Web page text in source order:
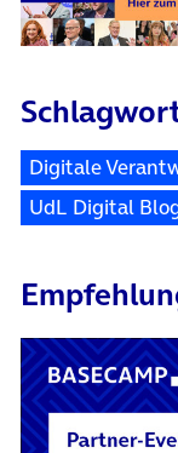
Digitale
UdL Digital